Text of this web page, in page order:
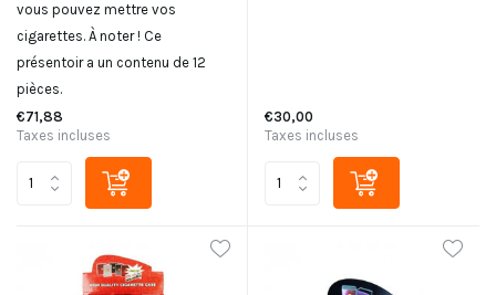
vous pouvez mettre vos
cigarettes. À noter ! Ce
présentoir a un contenu de 12
pièces.
€71,88
Taxes incluses
€30,00
Taxes incluses